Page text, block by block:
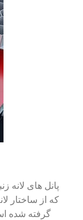
پانل های لانه
که از ساختار
گرفته شده